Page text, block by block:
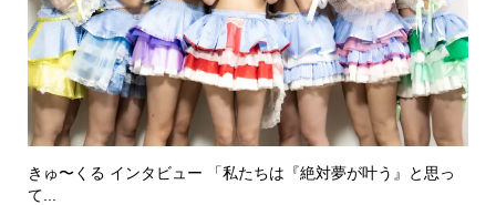
きゅ〜くる インタビュー 「私たちは『絶対夢が叶う』と思っ
て...